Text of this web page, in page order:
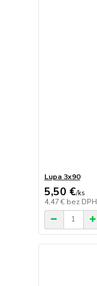
Lupa 3x90
5,50 €/ks
4,47 € bez DPH